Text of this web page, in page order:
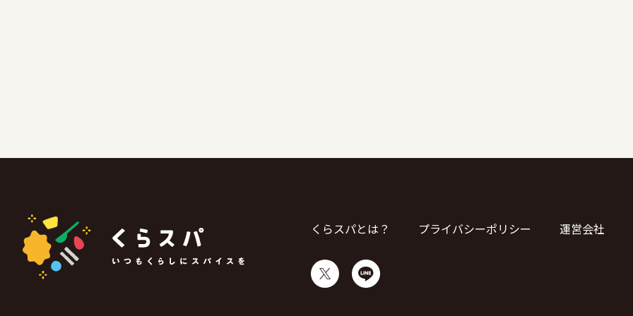
くらスパとは？ プライバシーポリシー 運営会社